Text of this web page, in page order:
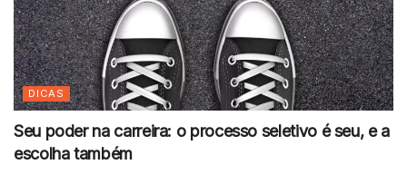
DICAS
Seu poder na carreira: o processo seletivo é seu, e a
escolha também